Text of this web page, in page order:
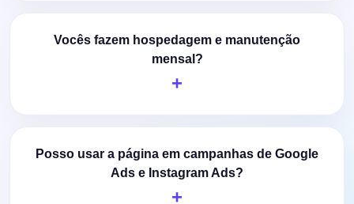
Vocês fazem hospedagem e manutenção
mensal?
Posso usar a página em campanhas de Google
Ads e Instagram Ads?